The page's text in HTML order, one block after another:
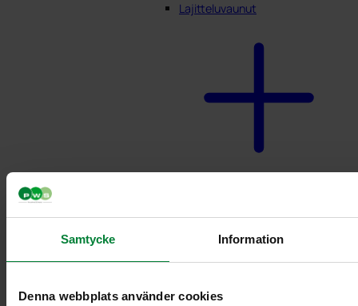
Samtycke Information
Denna webbplats använder cookies
Lajitteluvaunut
Vaunut säiliöille 2
x 21-29L